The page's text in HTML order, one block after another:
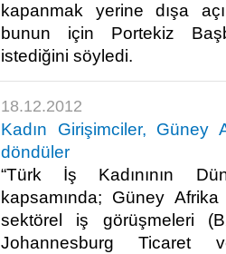
kapanmak yerine dışa
bunun için Portekiz
istediğini söyledi.​ ​
18.12.2012
Kadın Girişimciler, Güney
döndüler
“Türk İş Kadınının
kapsamında; Güney Afrika
sektörel iş görüşmeleri
Johannesburg Ticaret